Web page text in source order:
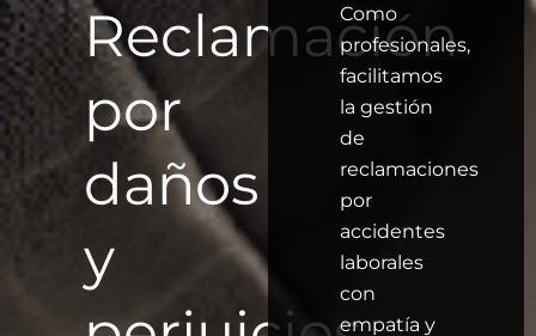
Reclamación
por
daños
y
Como
profesionales,
facilitamos
la gestión
de
reclamaciones
por
accidentes
laborales
con
empatía y